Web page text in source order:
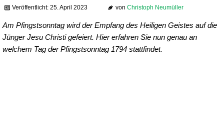
Veröffentlicht: 25. April 2023 von Christoph Neumüller
Am Pfingstsonntag wird der Empfang des Heiligen Geistes auf die
Jünger Jesu Christi gefeiert. Hier erfahren Sie nun genau an
welchem Tag der Pfingstsonntag 1794 stattfindet.